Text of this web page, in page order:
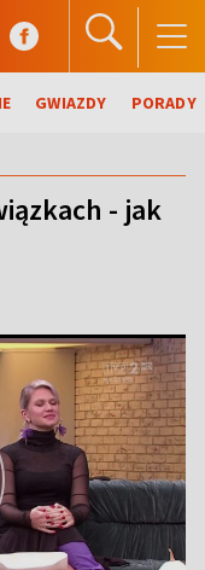
GWIAZDY PORADY
- jak